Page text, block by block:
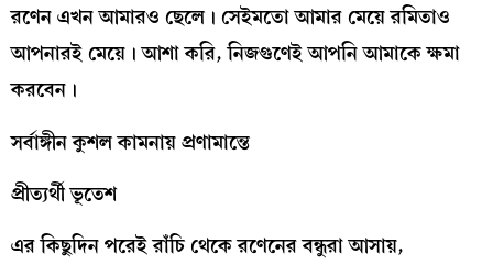
রণেন এখন আমারও ছেলে। সেইমতো আমার মেয়ে রমিতাও
আপনারই মেয়ে। আশা করি, নিজগুণেই আপনি আমাকে ক্ষমা
করবেন।
সর্বাঙ্গীন কুশল কামনায় প্রণামান্তে
প্রীত্যর্থী ভূতেশ
এর কিছুদিন পরেই রাঁচি থেকে রণেনের বন্ধুরা আসায়,